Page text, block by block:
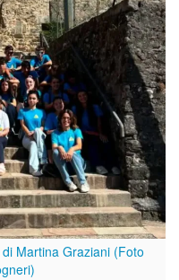
Martina Graziani (Foto